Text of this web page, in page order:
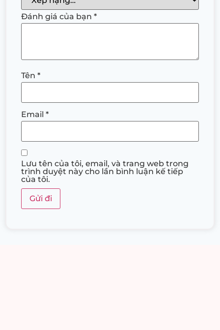
Đánh giá của bạn *
Tên *
Email *
Lưu tên của tôi, email, và trang web trong
trình duyệt này cho lần bình luận kế tiếp
của tôi.